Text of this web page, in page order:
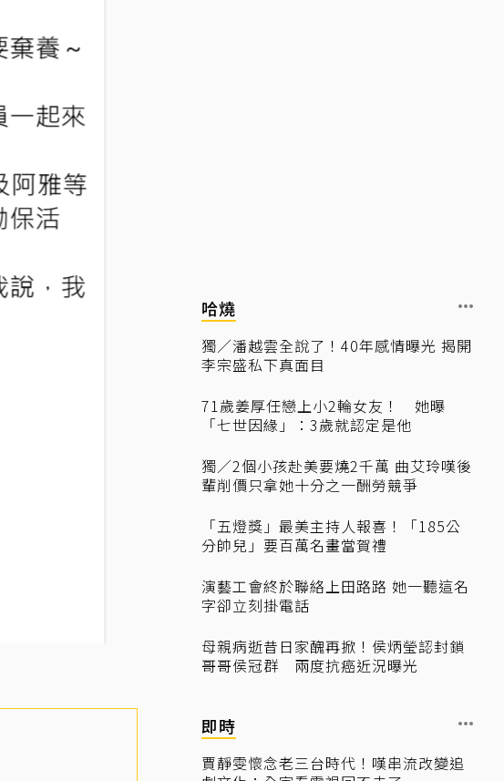
哈燒
獨／潘越雲全說了！40年感情曝光 揭開
李宗盛私下真面目
71歲姜厚任戀上小2輪女友！ 她曝
「七世因緣」：3歲就認定是他
獨／2個小孩赴美要燒2千萬 曲艾玲嘆後
輩削價只拿她十分之一酬勞競爭
「五燈獎」最美主持人報喜！「185公
分帥兒」要百萬名畫當賀禮
演藝工會終於聯絡上田路路 她一聽這名
字卻立刻掛電話
母親病逝昔日家醜再掀！侯炳瑩認封鎖
哥哥侯冠群 兩度抗癌近況曝光
即時
賈靜雯懷念老三台時代！嘆串流改變追